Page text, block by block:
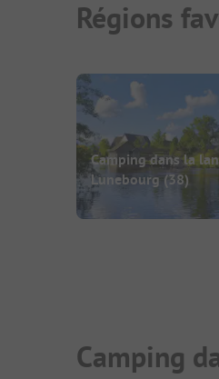
Régions
Camping dans la
Lunebourg (38)
Camping